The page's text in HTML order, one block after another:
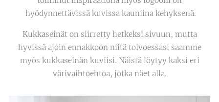
hyödynnettävissä kuvissa kauniina kehyksenä.
Kukkaseinät on siirretty hetkeksi sivuun, mutta
hyvissä ajoin ennakkoon niitä toivoessasi saamme
myös kukkaseinän kuviisi. Näistä löytyy kaksi eri
värivaihtoehtoa, jotka näet alla.